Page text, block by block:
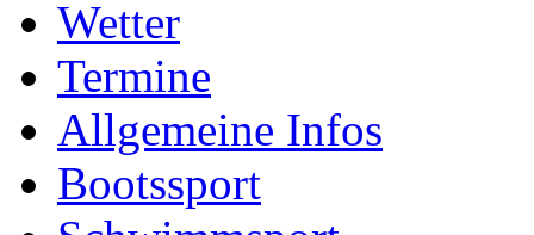
Wetter
Termine
Allgemeine Infos
Bootssport